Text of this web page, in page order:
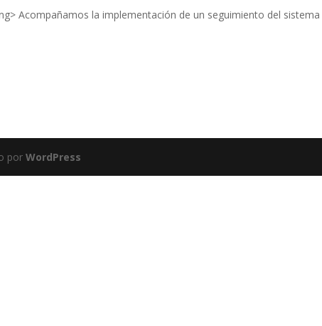
Acompañamos la implementación de un seguimiento del
porWordPress